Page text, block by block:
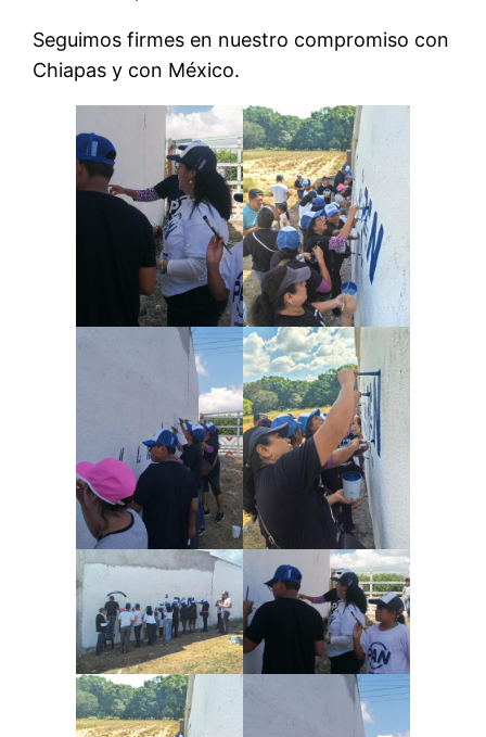
Seguimos firmes en nuestro compromiso con
Chiapas y con México.